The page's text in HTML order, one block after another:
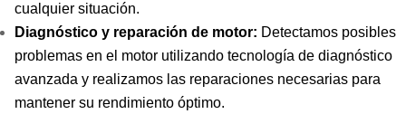
cualquier situación.
Diagnóstico y reparación de motor: Detectamos posibles
problemas en el motor utilizando tecnología de diagnóstico
avanzada y realizamos las reparaciones necesarias para
mantener su rendimiento óptimo.